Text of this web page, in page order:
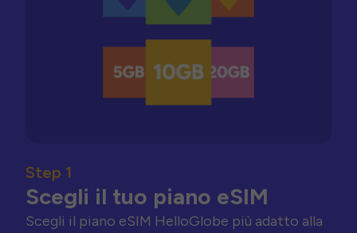
Step 1
Scegli il tuo piano eSIM
Scegli il piano eSIM HelloGlobe più adatto alla